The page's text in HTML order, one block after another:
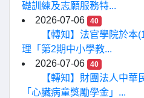
礎訓練及志願服務特...
2026-07-06
40
【轉知】法官學院於
理「第2期中小學教...
2026-07-06
40
【轉知】財團法人中
「心臟病童獎勵學金」...